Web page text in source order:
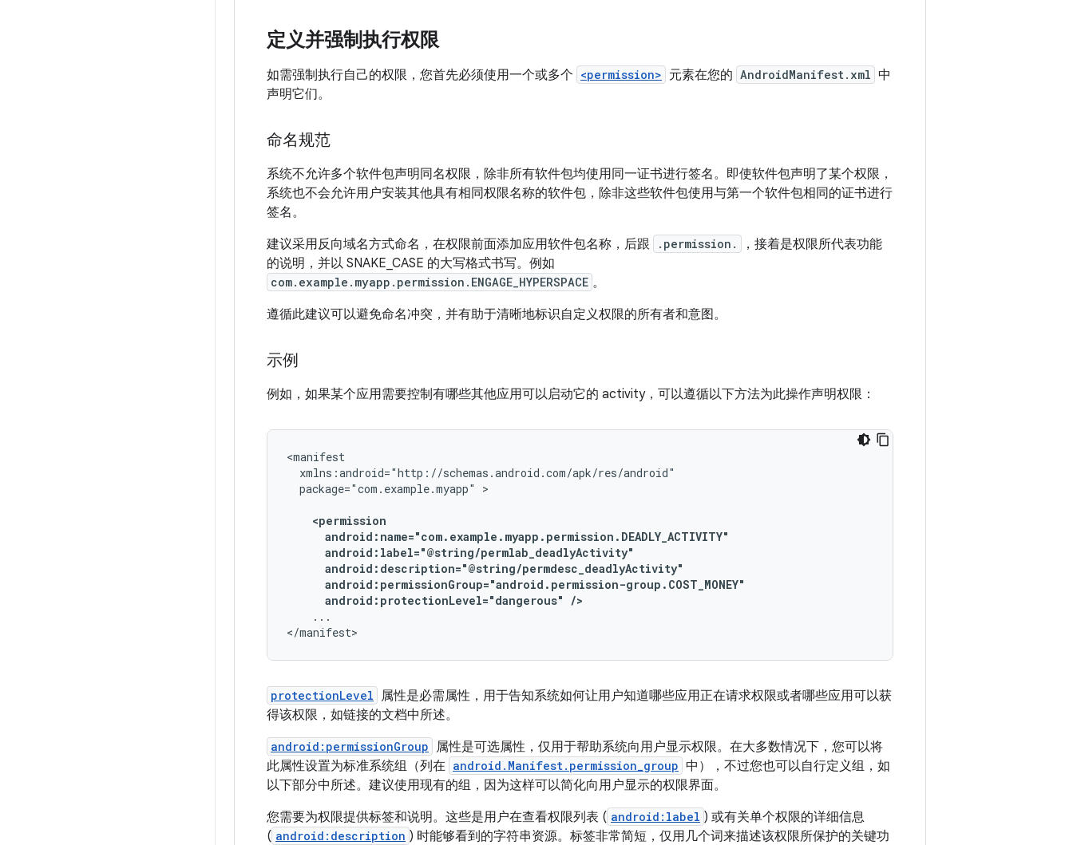
定义并强制执行权限
如需强制执行自己的权限，您首先必须使用一个或多个 <permission> 元素在您的 AndroidManifest.xml 中
声明它们。
命名规范
系统不允许多个软件包声明同名权限，除非所有软件包均使用同一证书进行签名。即使软件包声明了某个权限，
系统也不会允许用户安装其他具有相同权限名称的软件包，除非这些软件包使用与第一个软件包相同的证书进行
签名。
建议采用反向域名方式命名，在权限前面添加应用软件包名称，后跟
.permission.
，接着是权限所代表功能
的说明，并以 SNAKE_CASE 的大写格式书写。例如
com.example.myapp.permission.ENGAGE_HYPERSPACE 。
遵循此建议可以避免命名冲突，并有助于清晰地标识自定义权限的所有者和意图。
示例
例如，如果某个应用需要控制有哪些其他应用可以启动它的 activity，可以遵循以下方法为此操作声明权限：
package="com.example.myapp"
android:protectionLevel="dangerous" />
...
</manifest>
protectionLevel 属性是必需属性，用于告知系统如何让用户知道哪些应用正在请求权限或者哪些应用可以获
得该权限，如链接的文档中所述。
android:permissionGroup 属性是可选属性，仅用于帮助系统向用户显示权限。在大多数情况下，您可以将
此属性设置为标准系统组（列在 android.Manifest.permission_group 中），不过您也可以自行定义组，如
以下部分中所述。建议使用现有的组，因为这样可以简化向用户显示的权限界面。
您需要为权限提供标签和说明。这些是用户在查看权限列表 ( android:label ) 或有关单个权限的详细信息
( android:description ) 时能够看到的字符串资源。标签非常简短，仅用几个词来描述该权限所保护的关键功